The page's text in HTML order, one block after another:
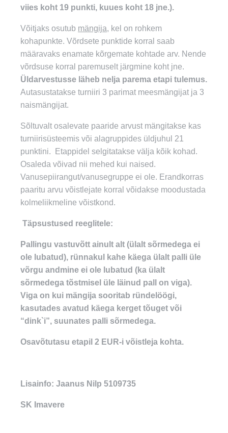
viies koht 19 punkti, kuues koht 18 jne.).
Võitjaks osutub mängija, kel on rohkem
kohapunkte. Võrdsete punktide korral saab
määravaks enamate kõrgemate kohtade arv. Nende
võrdsuse korral paremuselt järgmine koht jne.
Üldarvestusse läheb nelja parema etapi tulemus.
Autasustatakse turniiri 3 parimat meesmängijat ja 3
naismängijat.
Sõltuvalt osalevate paaride arvust mängitakse kas
turniirisüsteemis või alagruppides üldjuhul 21
punktini. Etappidel selgitatakse välja kõik kohad.
Osaleda võivad nii mehed kui naised.
Vanusepiirangut/vanusegruppe ei ole. Erandkorras
paaritu arvu võistlejate korral võidakse moodustada
kolmeliikmeline võistkond.
Täpsustused reeglitele:
Pallingu vastuvõtt ainult alt (ülalt sõrmedega ei
ole lubatud), rünnakul kahe käega ülalt palli üle
võrgu andmine ei ole lubatud (ka ülalt
sõrmedega tõstmisel üle läinud pall on viga).
Viga on kui mängija sooritab ründelöögi,
kasutades avatud käega kerget tõuget või
“dink`i”, suunates palli sõrmedega.
Osavõtutasu etapil 2 EUR-i võistleja kohta.
Lisainfo: Jaanus Nilp 5109735
SK Imavere